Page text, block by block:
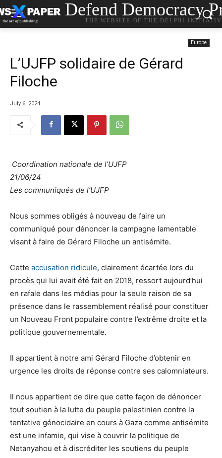
Defend Democracy
THE WEBSITE OF THE DELPHI
Europe
L’UJFP solidaire de Gérard
Filoche
July 6, 2024
Coordination nationale de l’UJFP
21/06/24
Les communiqués de l’UJFP
Nous sommes obligés à nouveau de faire un
communiqué pour dénoncer la campagne lamentable
visant à faire de Gérard Filoche un antisémite.
Cette accusation ridicule, clairement écartée lors du
procès qui lui avait été fait en 2018, ressort aujourd’hui
en rafale dans les médias pour la seule raison de sa
présence dans le rassemblement réalisé pour constituer
un Nouveau Front populaire contre l’extrême droite et la
politique gouvernementale.
Il appartient à notre ami Gérard Filoche d’obtenir en
urgence les droits de réponse contre ses calomniateurs.
Il nous appartient de dire que cette façon de dénoncer
tout soutien à la lutte du peuple palestinien contre la
tentative génocidaire en cours à Gaza comme antisémite
est une infamie, qui vise à couvrir la politique de
Netanyahou et à discréditer les soutiens du peuple